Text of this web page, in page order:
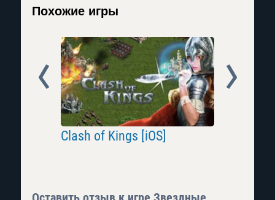
Похожие игры
Clash of Kings [iOS]
Prev